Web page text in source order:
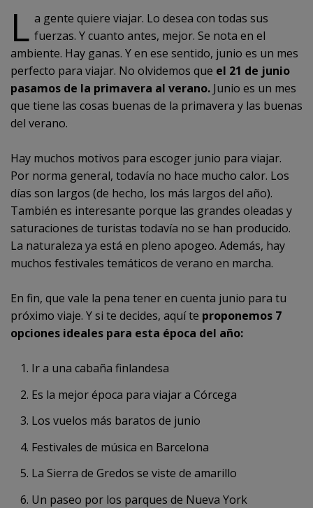
L a gente quiere viajar. Lo desea con todas sus
fuerzas. Y cuanto antes, mejor. Se nota en el
ambiente. Hay ganas. Y en ese sentido, junio es un mes
perfecto para viajar. No olvidemos que el 21 de junio
pasamos de la primavera al verano. Junio es un mes
que tiene las cosas buenas de la primavera y las buenas
del verano.
Hay muchos motivos para escoger junio para viajar.
Por norma general, todavía no hace mucho calor. Los
días son largos (de hecho, los más largos del año).
También es interesante porque las grandes oleadas y
saturaciones de turistas todavía no se han producido.
La naturaleza ya está en pleno apogeo. Además, hay
muchos festivales temáticos de verano en marcha.
En fin, que vale la pena tener en cuenta junio para tu
próximo viaje. Y si te decides, aquí te proponemos 7
opciones ideales para esta época del año:
Ir a una cabaña finlandesa
Es la mejor época para viajar a Córcega
Los vuelos más baratos de junio
Festivales de música en Barcelona
La Sierra de Gredos se viste de amarillo
Un paseo por los parques de Nueva York